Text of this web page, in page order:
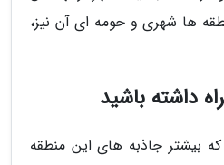
ها شهری و حومه ای آن نیز،
داشته باشید
که بیشتر جاذبه های این منطقه